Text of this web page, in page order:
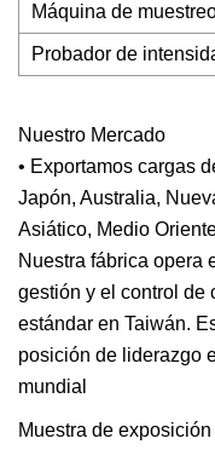
Máquina de
Probador de
Nuestro Mercado
• Exportamos cargas
Japón, Australia,
Asiático, Medio
Nuestra fábrica opera
gestión y el control de
estándar en Taiwán.
posición de liderazgo
mundial
Muestra de